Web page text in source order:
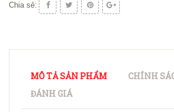
Chia sẻ:
MÔ TẢ SẢN PHẨM
CHÍNH
ĐÁNH GIÁ